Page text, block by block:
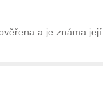
a je známa její